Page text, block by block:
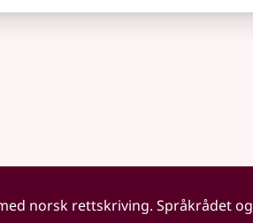
norsk rettskriving. Språkrådet og